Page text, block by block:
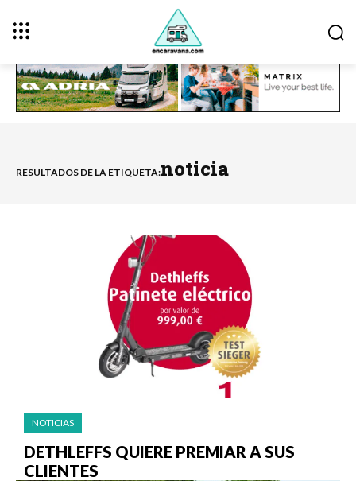
RESULTADOS DE LA ETIQUETA:noticia
NOTICIAS
DETHLEFFS QUIERE PREMIAR A SUS
CLIENTES